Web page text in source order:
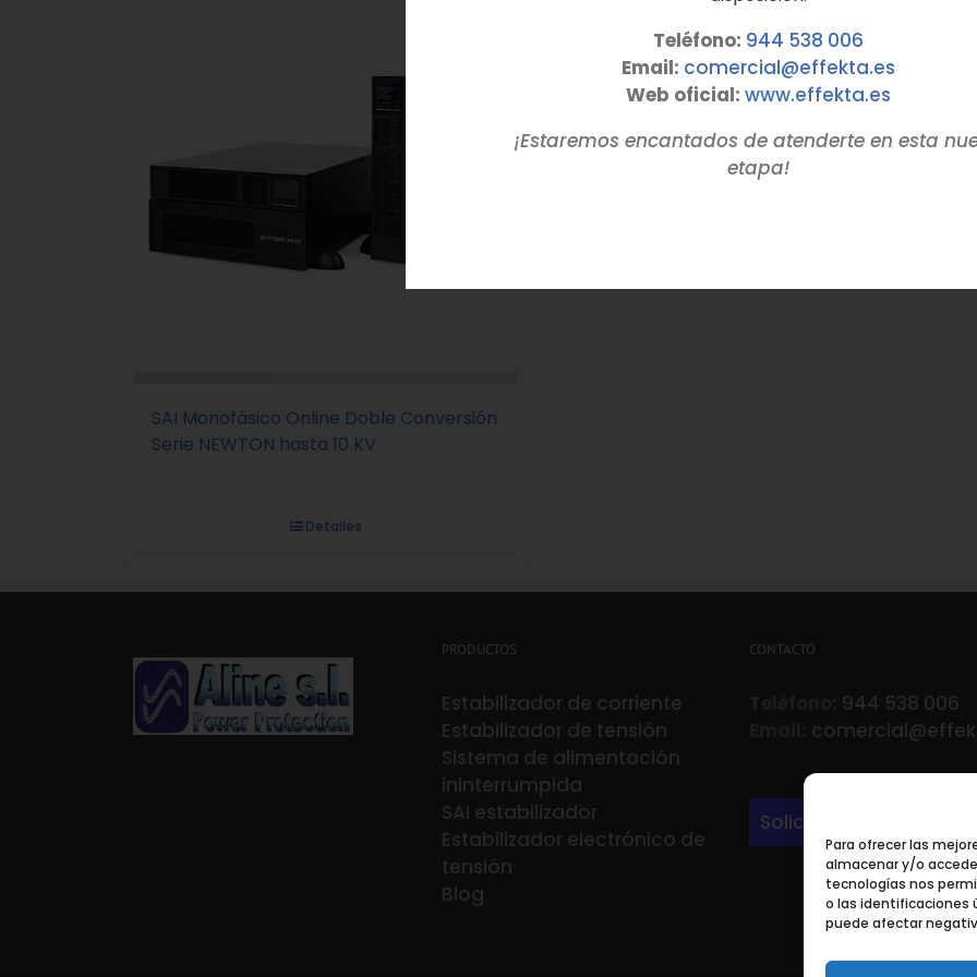
Para ofrecer las
almacenar y/o
tecnologías nos
o las identificaciones
puede afectar
SAI Monofásico Online Doble Conversión
Serie NEWTON hasta 10 KV
Detalles
PRODUCTOS
Estabilizador de corriente
Estabilizador de tensión
Sistema de alimentación
ininterrumpida
SAI estabilizador
Estabilizador electrónico de
tensión
Blog
CONTACTO
944 538 006
Solicita información
Teléfono: 944 538 006
Email: comercial@effekta.es
Web oficial: www.effekta.es
¡Estaremos encantados de atenderte en esta
etapa!